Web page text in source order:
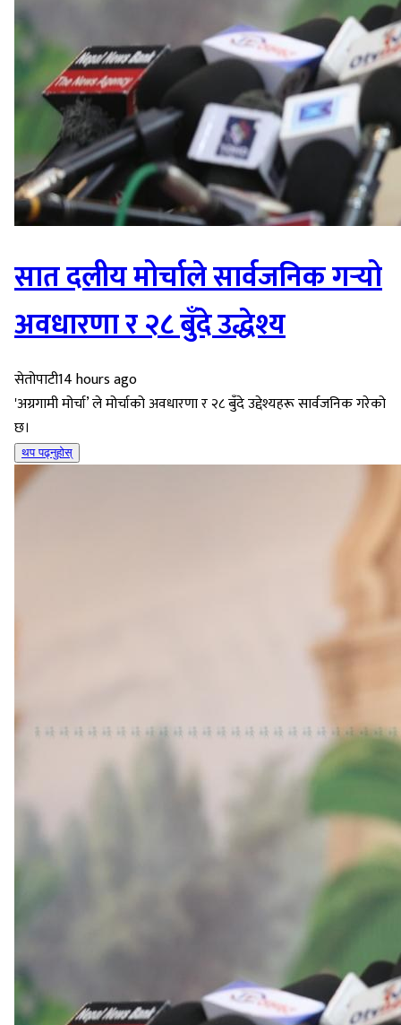
सात दलीय मोर्चाले सार्वजनिक गर्‍यो
अवधारणा र २८ बुँदे उद्धेश्य
सेतोपाटी14 hours ago
'अग्रगामी मोर्चा’ ले मोर्चाको अवधारणा र २८ बुँदे उद्देश्यहरू सार्वजनिक गरेको
छ।
थप पढ्नुहोस्